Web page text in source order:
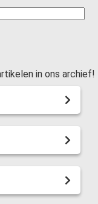
in ons archief!